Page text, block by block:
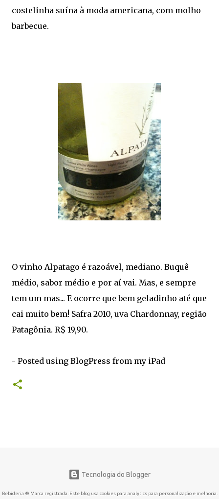
costelinha suína à moda americana, com molho
barbecue.
O vinho Alpatago é razoável, mediano. Buquê
médio, sabor médio e por aí vai. Mas, e sempre
tem um mas... E ocorre que bem geladinho até que
cai muito bem! Safra 2010, uva Chardonnay, região
Patagônia. R$ 19,90.
- Posted using BlogPress from my iPad
Tecnologia do Blogger
Bebideria ® Marca registrada. Este blog usa cookies para analytics para personalização e melhoria.